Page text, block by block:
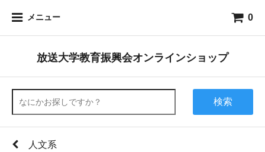
メニュー 0
放送大学教育振興会オンラインショップ
検索
人文系